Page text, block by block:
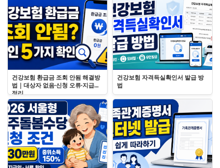
건강보험 환급금 조회 안됨 해결방
법｜대상자 없음·신청 오류·지급일
정리
건강보험 자격득실확인서 발급 방
법